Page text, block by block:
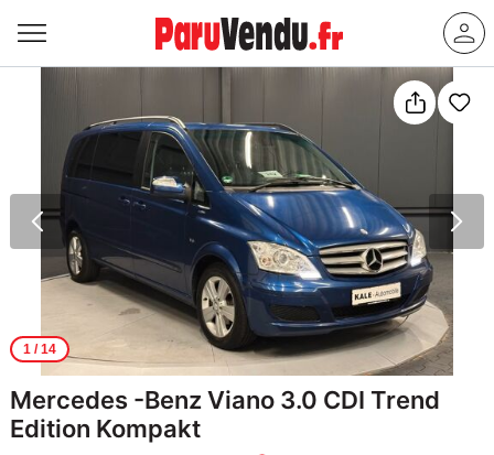
1/ 14
Mercedes -Benz Viano 3.0 CDI Trend
Edition Kompakt